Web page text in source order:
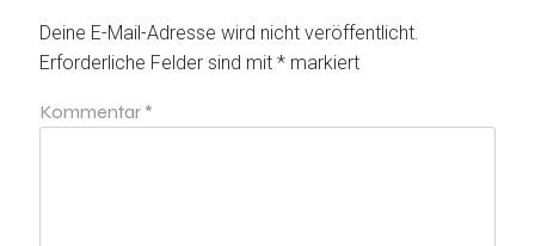
Deine E-Mail-Adresse wird nicht veröffentlicht.
Erforderliche Felder sind mit * markiert
Kommentar *